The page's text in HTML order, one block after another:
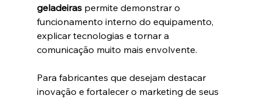
geladeiras permite demonstrar o
funcionamento interno do equipamento,
explicar tecnologias e tornar a
comunicação muito mais envolvente.
Para fabricantes que desejam destacar
inovação e fortalecer o marketing de seus